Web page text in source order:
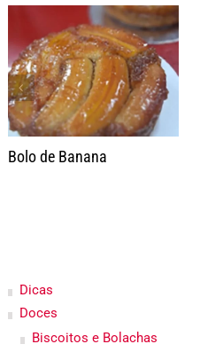
Bolo de Banana
Dicas
Doces
Biscoitos e Bolachas